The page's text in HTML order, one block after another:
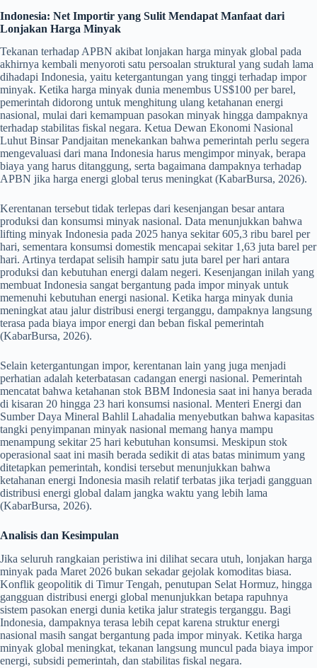
Indonesia: Net Importir yang Sulit Mendapat Manfaat dari
Lonjakan Harga Minyak
Tekanan terhadap APBN akibat lonjakan harga minyak global pada
akhirnya kembali menyoroti satu persoalan struktural yang sudah lama
dihadapi Indonesia, yaitu ketergantungan yang tinggi terhadap impor
minyak. Ketika harga minyak dunia menembus US$100 per barel,
pemerintah didorong untuk menghitung ulang ketahanan energi
nasional, mulai dari kemampuan pasokan minyak hingga dampaknya
terhadap stabilitas fiskal negara. Ketua Dewan Ekonomi Nasional
Luhut Binsar Pandjaitan menekankan bahwa pemerintah perlu segera
mengevaluasi dari mana Indonesia harus mengimpor minyak, berapa
biaya yang harus ditanggung, serta bagaimana dampaknya terhadap
APBN jika harga energi global terus meningkat (KabarBursa, 2026).
Kerentanan tersebut tidak terlepas dari kesenjangan besar antara
produksi dan konsumsi minyak nasional. Data menunjukkan bahwa
lifting minyak Indonesia pada 2025 hanya sekitar 605,3 ribu barel per
hari, sementara konsumsi domestik mencapai sekitar 1,63 juta barel per
hari. Artinya terdapat selisih hampir satu juta barel per hari antara
produksi dan kebutuhan energi dalam negeri. Kesenjangan inilah yang
membuat Indonesia sangat bergantung pada impor minyak untuk
memenuhi kebutuhan energi nasional. Ketika harga minyak dunia
meningkat atau jalur distribusi energi terganggu, dampaknya langsung
terasa pada biaya impor energi dan beban fiskal pemerintah
(KabarBursa, 2026).
Selain ketergantungan impor, kerentanan lain yang juga menjadi
perhatian adalah keterbatasan cadangan energi nasional. Pemerintah
mencatat bahwa ketahanan stok BBM Indonesia saat ini hanya berada
di kisaran 20 hingga 23 hari konsumsi nasional. Menteri Energi dan
Sumber Daya Mineral Bahlil Lahadalia menyebutkan bahwa kapasitas
tangki penyimpanan minyak nasional memang hanya mampu
menampung sekitar 25 hari kebutuhan konsumsi. Meskipun stok
operasional saat ini masih berada sedikit di atas batas minimum yang
ditetapkan pemerintah, kondisi tersebut menunjukkan bahwa
ketahanan energi Indonesia masih relatif terbatas jika terjadi gangguan
distribusi energi global dalam jangka waktu yang lebih lama
(KabarBursa, 2026).
Analisis dan Kesimpulan
Jika seluruh rangkaian peristiwa ini dilihat secara utuh, lonjakan harga
minyak pada Maret 2026 bukan sekadar gejolak komoditas biasa.
Konflik geopolitik di Timur Tengah, penutupan Selat Hormuz, hingga
gangguan distribusi energi global menunjukkan betapa rapuhnya
sistem pasokan energi dunia ketika jalur strategis terganggu. Bagi
Indonesia, dampaknya terasa lebih cepat karena struktur energi
nasional masih sangat bergantung pada impor minyak. Ketika harga
minyak global meningkat, tekanan langsung muncul pada biaya impor
energi, subsidi pemerintah, dan stabilitas fiskal negara.